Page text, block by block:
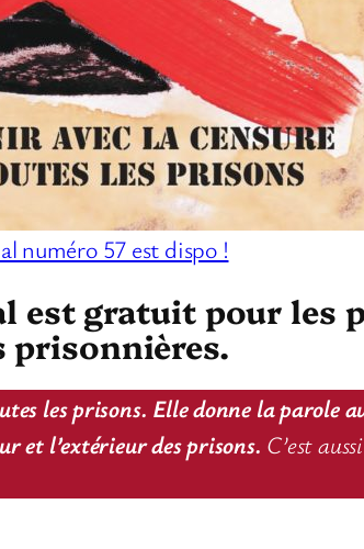
numéro 57 est dispo !
est gratuit pour les
prisonnières.
les prisons. Elle donne la parole
et l’extérieur des prisons. C’est